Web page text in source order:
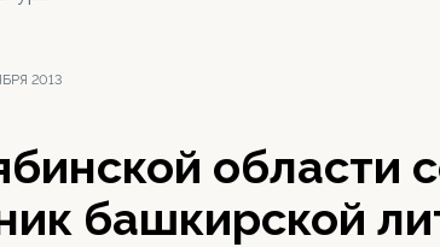
2013
области
башкирской